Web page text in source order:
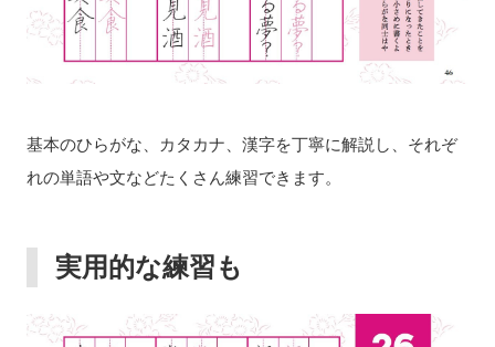
基本のひらがな、カタカナ、漢字を丁寧に解説し、それぞ
れの単語や文などたくさん練習できます。
実用的な練習も